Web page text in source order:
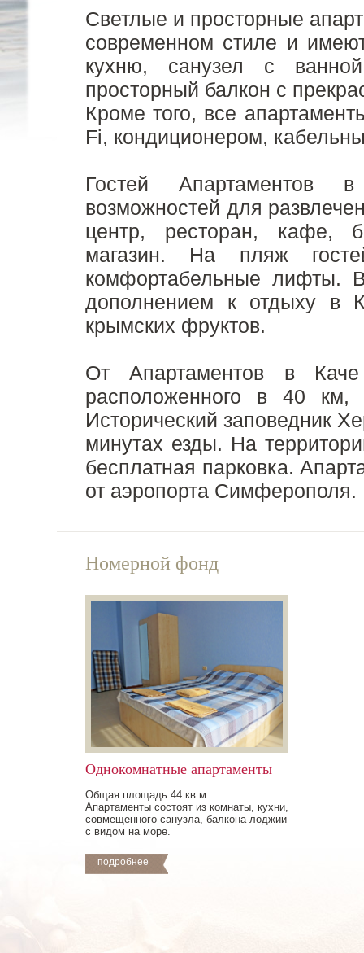
Светлые и просторные
современном стиле и
кухню, санузел с
просторный балкон с
Кроме того, все
Fi, кондиционером,
Гостей Апартаментов
возможностей для
центр, ресторан, кафе,
магазин. На пляж
комфортабельные
дополнением к отдыху в
крымских фруктов.
От Апартаментов в
расположенного в 40 км,
Исторический заповедник
минутах езды. На
бесплатная парковка.
от аэропорта Симферополя.
Номерной фонд
Однокомнатные апартаменты
Общая площадь 44 кв.м.
Апартаменты состоят из комнаты, кухни,
совмещенного санузла, балкона-лоджии
с видом на море.
подробнее